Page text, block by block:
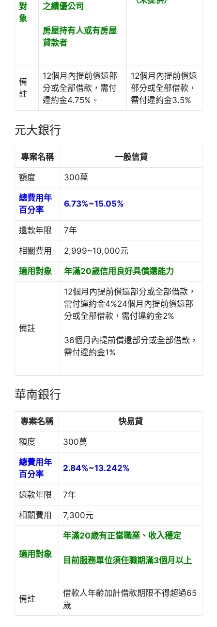
對
象
之績優公司
房屋持有人或有房屋
貸款者
備
註
12個月內提前償還部
分或全部借款，需付
違約金4.75%。
12個月內提前償還
部分或全部借款，
需付違約金3.5%
元大銀行
專案名稱 一般信貸
額度 300萬
總費用年
百分率
6.73%~15.05%
還款年限 7年
相關費用 2,999~10,000元
適用對象 年滿20歲信用良好具償還能力
備註
12個月內提前償還部分或全部借款，
需付違約金4%24個月內提前償還部
分或全部借款，需付違約金2%
36個月內提前償還部分或全部借款，
需付違約金1%
華南銀行
專案名稱 快易貸
額度 300萬
總費用年
百分率
2.84%~13.242%
還款年限 7年
相關費用 7,300元
適用對象
年滿20歲有正當職業、收入穩定
目前服務單位須任職期滿3個月以上
備註
借款人年齡加計借款期限不得超過65
歲